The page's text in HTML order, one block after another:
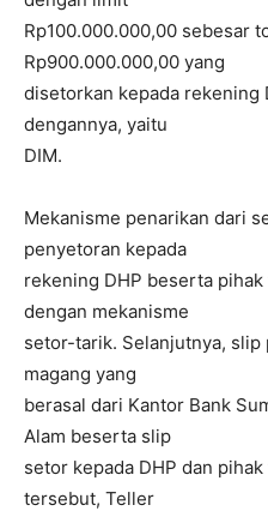
Rp100.000.000,00 sebesar
Rp900.000.000,00 yang
disetorkan kepada rekening
dengannya, yaitu
DIM.
Mekanisme penarikan dari
penyetoran kepada
rekening DHP beserta
dengan mekanisme
setor-tarik. Selanjutnya, slip
magang yang
berasal dari Kantor Bank
Alam beserta slip
setor kepada DHP dan
tersebut, Teller